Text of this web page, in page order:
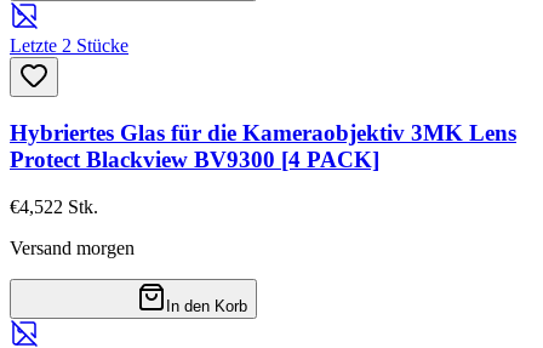
Letzte 2 Stücke
Hybriertes Glas für die Kameraobjektiv 3MK Lens
Protect Blackview BV9300 [4 PACK]
€4,522 Stk.
Versand morgen
In den Korb